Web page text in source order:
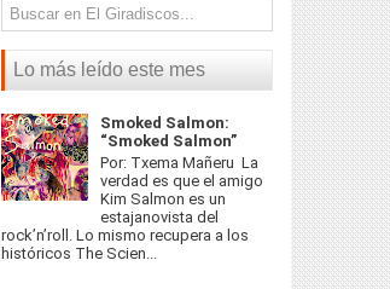
Lo más leído este mes
Smoked Salmon:
“Smoked Salmon”
Por: Txema Mañeru La
verdad es que el amigo
Kim Salmon es un
estajanovista del
rock’n’roll. Lo mismo recupera a los
históricos The Scien...